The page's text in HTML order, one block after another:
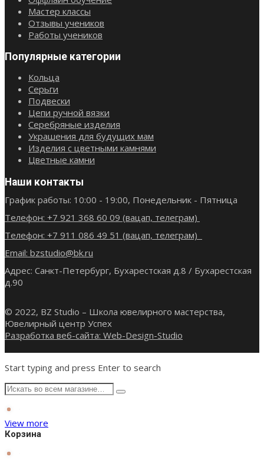
Мастер классы
Отзывы учеников
Работы учеников
Популярные категории
Кольца
Серьги
Подвески
Цепи ручной вязки
Серебряные изделия
Украшения для будущих мам
Изделия с цветными камнями
Цветные камни
Наши контакты
График работы: 10:00 - 19:00, Понедельник - Пятница
Телефон: +7 921 368 60 09 (вацап, телеграм)
Телефон: +7 911 086 49 51 (вацап, телеграм)
Email: bzstudio@bk.ru
Адрес: Санкт-Петербург, Бухарестская д.8 / Бухарестская
д.90
© 2022, BZ Studio – Школа ювелирного мастерства,
Ювелирный центр Успех
Разработка веб-сайта: Web-Design-Studio
Start typing and press Enter to search
View more
Корзина